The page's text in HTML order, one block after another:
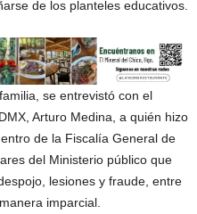
de los planteles educativos.
se entrevistó con el
Arturo Medina, a quién hizo
de la Fiscalía General de
del Ministerio público que
lesiones y fraude, entre
imparcial.